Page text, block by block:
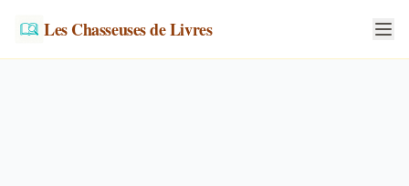
Les Chasseuses de Livres